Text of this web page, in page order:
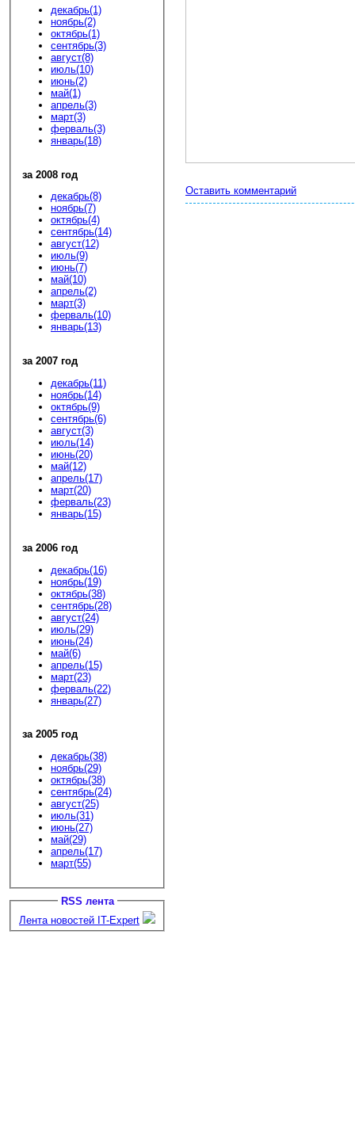
декабрь(1)
ноябрь(2)
октябрь(1)
сентябрь(3)
август(8)
июль(10)
июнь(2)
май(1)
апрель(3)
март(3)
ферваль(3)
январь(18)
за 2008 год
декабрь(8)
ноябрь(7)
октябрь(4)
сентябрь(14)
август(12)
июль(9)
июнь(7)
май(10)
апрель(2)
март(3)
ферваль(10)
январь(13)
за 2007 год
декабрь(11)
ноябрь(14)
октябрь(9)
сентябрь(6)
август(3)
июль(14)
июнь(20)
май(12)
апрель(17)
март(20)
ферваль(23)
январь(15)
за 2006 год
декабрь(16)
ноябрь(19)
октябрь(38)
сентябрь(28)
август(24)
июль(29)
июнь(24)
май(6)
апрель(15)
март(23)
ферваль(22)
январь(27)
за 2005 год
декабрь(38)
ноябрь(29)
октябрь(38)
сентябрь(24)
август(25)
июль(31)
июнь(27)
май(29)
апрель(17)
март(55)
RSS лента
Лента новостей IT-Expert
Оставить комментарий